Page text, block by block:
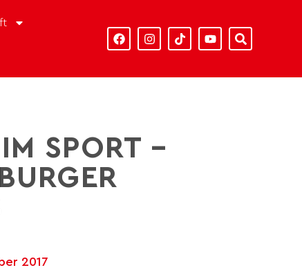
SPORT –
2017